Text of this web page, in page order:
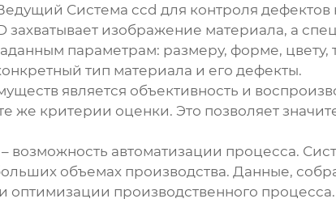
Система ccd для контроля дефектов
захватывает изображение материала, а
параметрам: размеру, форме,
тип материала и его дефекты.
является объективность и
же критерии оценки. Это позволяет
автоматизации процесса.
объемах производства. Данные,
оптимизации производственного